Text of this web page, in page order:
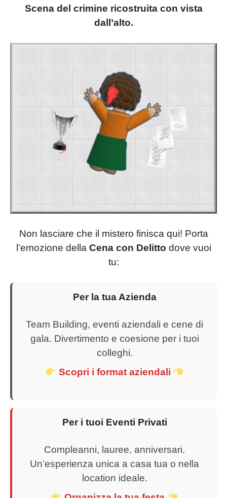
Scena del crimine ricostruita con vista
dall’alto.
Non lasciare che il mistero finisca qui! Porta
l’emozione della Cena con Delitto dove vuoi
tu:
Per la tua Azienda
Team Building, eventi aziendali e cene di
gala. Divertimento e coesione per i tuoi
colleghi.
Scopri i format aziendali
Per i tuoi Eventi Privati
Compleanni, lauree, anniversari.
Un’esperienza unica a casa tua o nella
location ideale.